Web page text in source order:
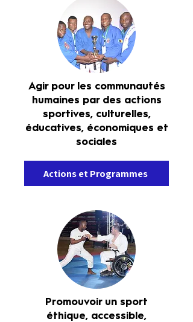
Agir pour les communautés
humaines par des actions
sportives, culturelles,
éducatives, économiques et
sociales
Actions et Programmes
Promouvoir un sport
éthique, accessible,